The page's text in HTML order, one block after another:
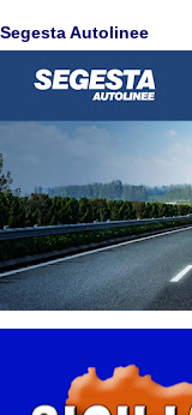
Segesta Autolinee